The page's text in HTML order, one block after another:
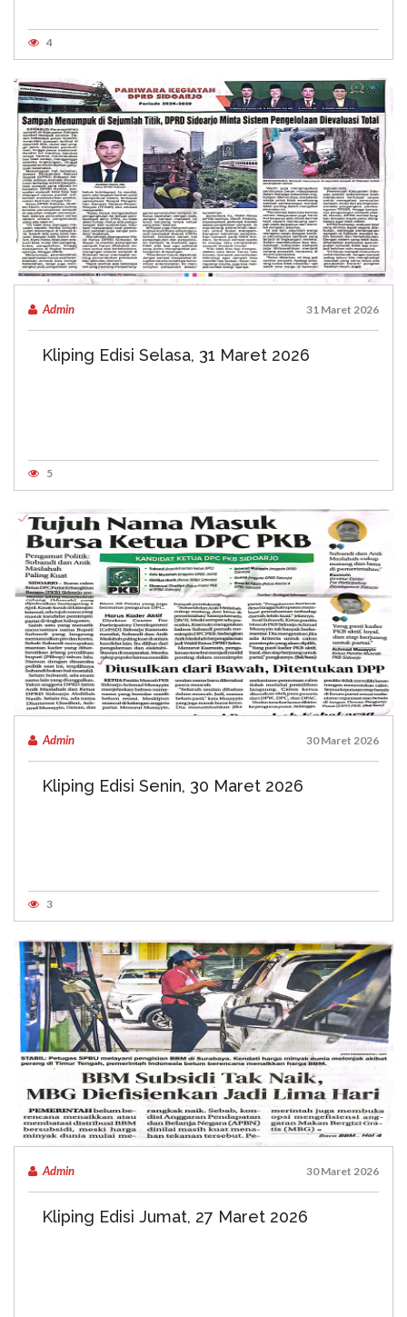
4
Admin 31 Maret 2026
Kliping Edisi Selasa, 31 Maret 2026
5
Admin 30 Maret 2026
Kliping Edisi Senin, 30 Maret 2026
3
Admin 30 Maret 2026
Kliping Edisi Jumat, 27 Maret 2026